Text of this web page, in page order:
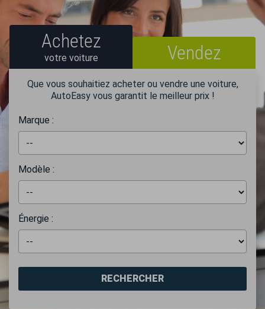
Achetez
votre voiture Vendez
votre voiture
Que vous souhaitiez acheter ou vendre une voiture,
AutoEasy vous garantit le meilleur prix !
Marque :
Modèle :
Énergie :
RECHERCHER